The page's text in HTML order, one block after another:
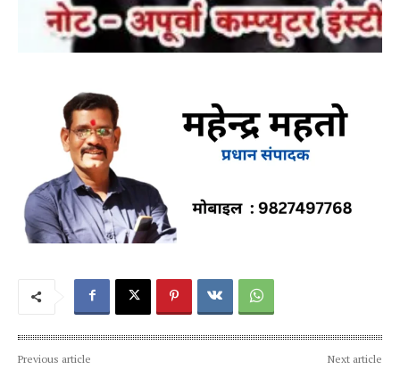
Previous article Next article